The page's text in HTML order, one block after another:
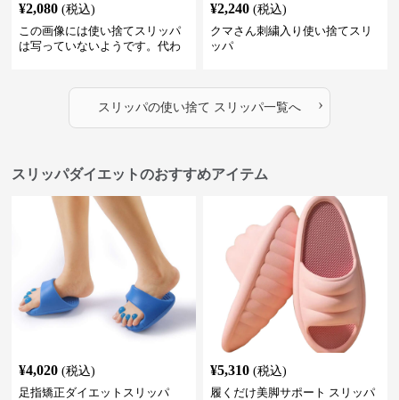
¥2,080 (税込)
この画像には使い捨てスリッパ
は写っていないようです。代わ
ています。これらは再利用可能
な通常の室内履きスリッパのよ
うに見えます。
¥2,240 (税込)
クマさん刺繍入り使い捨てスリ
ッパ
スリッパの使い捨て スリッパ一覧へ ›
スリッパダイエットのおすすめアイテム
¥4,020 (税込)
足指矯正ダイエットスリッパ
¥5,310 (税込)
履くだけ美脚サポート スリッパ